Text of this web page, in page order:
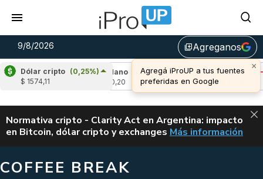
9/8/2026 library_addAgreganos
×
Agregá iProUP a tus fuentes
preferidas en Google
Dólar cripto (0,25%)
$ 1574,11
Cardano
(-1,54%)
Avalanche (-
u$s 6,46
ALERTA
Normativa cripto - Clarity Act en Argentina: impacto
en Bitcoin, dólar cripto y exchanges CLARITY ACT EN
Más información
COFFEE BREAK